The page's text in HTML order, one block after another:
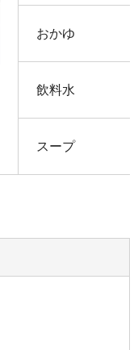
おかゆ
飲料水
スープ